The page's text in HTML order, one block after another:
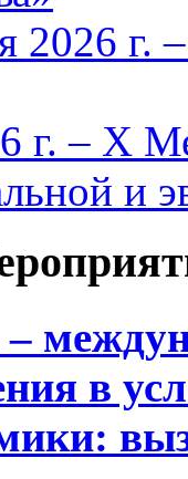
2026 г.
г. – X
и
–
в